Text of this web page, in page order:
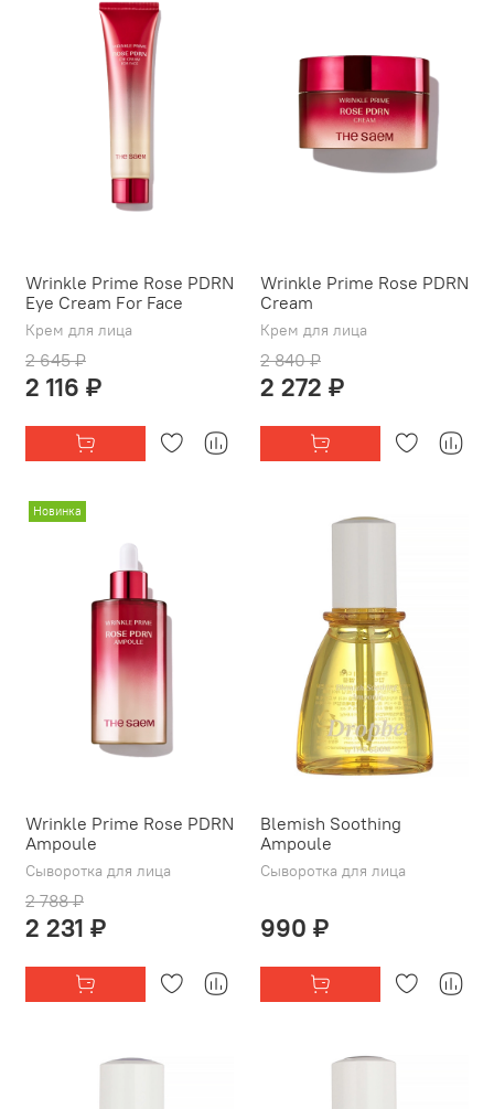
Wrinkle Prime Rose PDRN
Eye Cream For Face
Крем для лица
2 645 ₽
2 116 ₽
Wrinkle Prime Rose PDRN
Cream
Крем для лица
2 840 ₽
2 272 ₽
Новинка
Wrinkle Prime Rose PDRN
Ampoule
Сыворотка для лица
2 788 ₽
2 231 ₽
Blemish Soothing
Ampoule
Сыворотка для лица
990 ₽